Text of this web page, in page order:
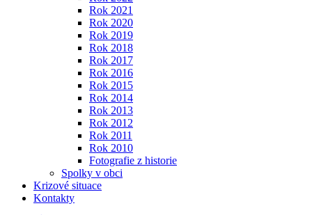
Rok 2021
Rok 2020
Rok 2019
Rok 2018
Rok 2017
Rok 2016
Rok 2015
Rok 2014
Rok 2013
Rok 2012
Rok 2011
Rok 2010
Fotografie z historie
Spolky v obci
Krizové situace
Kontakty